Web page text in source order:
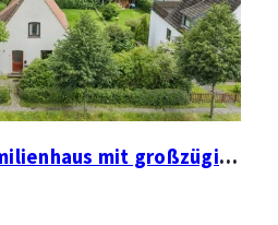
Charmantes Einfamilienhaus mit großzügigem Grundstück und Neubaupotenzial